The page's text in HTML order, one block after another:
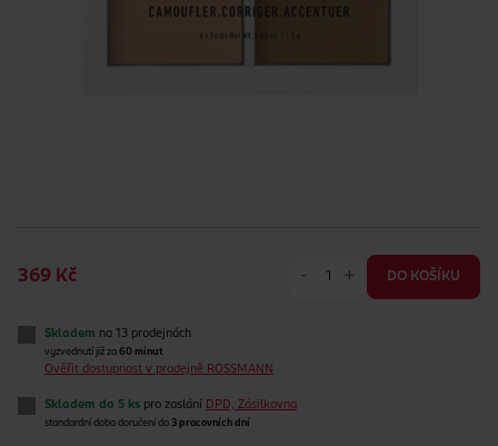
369 Kč - + DO KOŠÍKU
Skladem na 13 prodejnách
vyzvednutí již za 60 minut
Ověřit dostupnost v prodejně ROSSMANN
Skladem do 5 ks pro zaslání DPD, Zásilkovna
standardní doba doručení do 3 pracovních dní